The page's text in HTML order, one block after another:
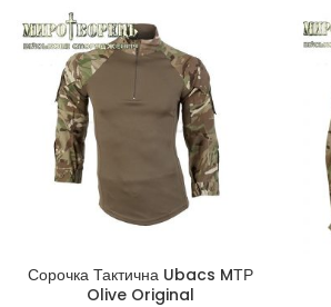
ДОДАТИ В КОШИК
Сорочка Тактична Ubacs MТР
Olive Original